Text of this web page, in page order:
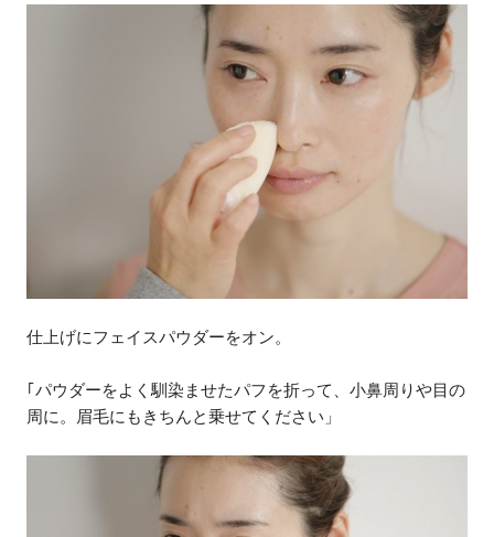
仕上げにフェイスパウダーをオン。
｢パウダーをよく馴染ませたパフを折って、小鼻周りや目の
周に。眉毛にもきちんと乗せてください」